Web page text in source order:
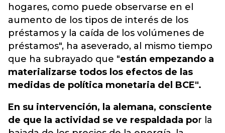
hogares, como puede observarse en el
aumento de los tipos de interés de los
préstamos y la caída de los volúmenes de
préstamos", ha aseverado, al mismo tiempo
que ha subrayado que "están empezando a
materializarse todos los efectos de las
medidas de política monetaria del BCE".
En su intervención, la alemana, consciente
de que la actividad se ve respaldada por la